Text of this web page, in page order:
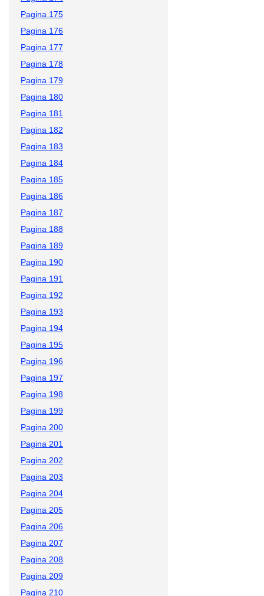
Pagina 175
Pagina 176
Pagina 177
Pagina 178
Pagina 179
Pagina 180
Pagina 181
Pagina 182
Pagina 183
Pagina 184
Pagina 185
Pagina 186
Pagina 187
Pagina 188
Pagina 189
Pagina 190
Pagina 191
Pagina 192
Pagina 193
Pagina 194
Pagina 195
Pagina 196
Pagina 197
Pagina 198
Pagina 199
Pagina 200
Pagina 201
Pagina 202
Pagina 203
Pagina 204
Pagina 205
Pagina 206
Pagina 207
Pagina 208
Pagina 209
Pagina 210